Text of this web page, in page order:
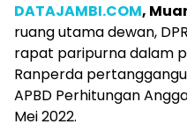
DATAJAMBI.COM,
ruang utama dewan,
rapat paripurna dalam
Ranperda
APBD Perhitungan
Mei 2022.